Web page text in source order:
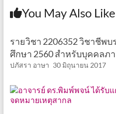
You May Also Like
รายวิชา 2206352 วิชาชีพ
ศึกษา 2560 สำหรับบุคคลภ
ปภัสรา อาษา 30 มิถุนายน 2017